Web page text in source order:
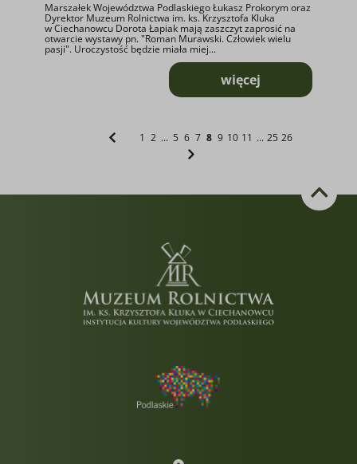
Marszałek Województwa Podlaskiego Łukasz Prokorym oraz
Dyrektor Muzeum Rolnictwa im. ks. Krzysztofa Kluka
w Ciechanowcu Dorota Łapiak mają zaszczyt zaprosić na
otwarcie wystawy pn. "Roman Murawski. Człowiek wielu
pasji". Uroczystość będzie miała miej...
więcejo Roman
1 2 ... 5 6 7 8 9 10 11 ... 25 26